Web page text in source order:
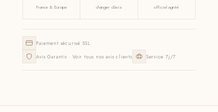
France & Europe
changer d'avis
officiel agréé
Paiement sécurisé SSL
Avis Garantis · Voir tous nos avis clients
Service 7j/7